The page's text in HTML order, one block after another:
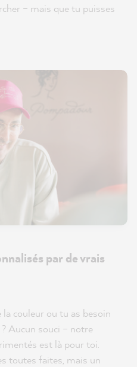
– mais que tu puisses
par de vrais
couleur ou tu as besoin
Aucun souci – notre
est là pour toi.
toutes faites, mais un